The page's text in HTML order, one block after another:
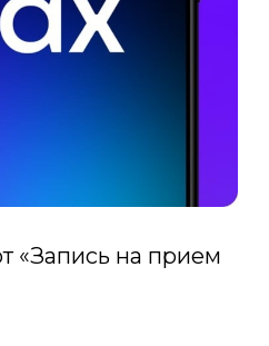
«Запись на прием